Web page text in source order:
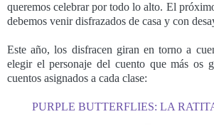
queremos celebrar por todo lo alto. El
debemos venir disfrazados de casa y con
Este año, los disfracen giran en torno a
elegir el personaje del cuento que más os
cuentos asignados a cada clase:
PURPLE BUTTERFLIES: LA